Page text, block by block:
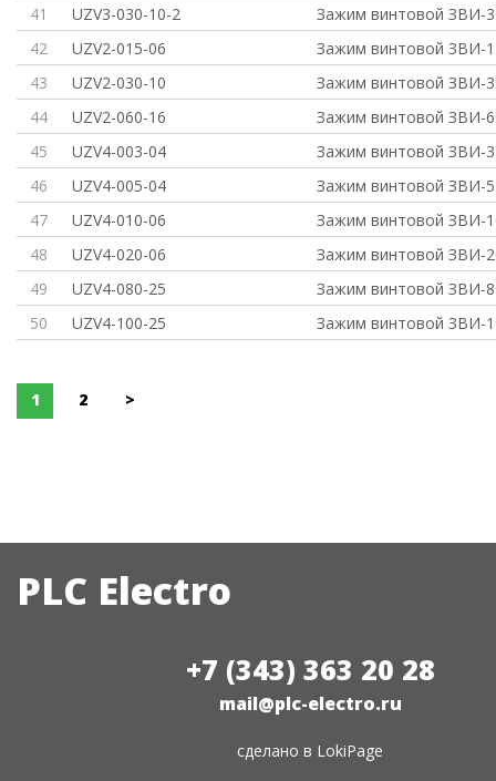
41
UZV3-030-10-2
Зажим винтовой ЗВИ-
42
UZV2-015-06
Зажим винтовой ЗВИ-
43
UZV2-030-10
Зажим винтовой ЗВИ-
44
UZV2-060-16
Зажим винтовой ЗВИ-
45
UZV4-003-04
Зажим винтовой ЗВИ-3
46
UZV4-005-04
Зажим винтовой ЗВИ-5
47
UZV4-010-06
Зажим винтовой ЗВИ-
48
UZV4-020-06
Зажим винтовой ЗВИ-
49
UZV4-080-25
Зажим винтовой ЗВИ-
50
UZV4-100-25 Зажим винтовой ЗВИ-
1 2 >
PLC Electro
+7 (343) 363 20 28
mail@plc-electro.ru
сделано в LokiPage